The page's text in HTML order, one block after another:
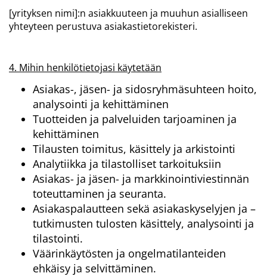
[yrityksen nimi]:n asiakkuuteen ja muuhun asialliseen
yhteyteen perustuva asiakastietorekisteri.
4. Mihin henkilötietojasi käytetään
Asiakas-, jäsen- ja sidosryhmäsuhteen hoito,
analysointi ja kehittäminen
Tuotteiden ja palveluiden tarjoaminen ja
kehittäminen
Tilausten toimitus, käsittely ja arkistointi
Analytiikka ja tilastolliset tarkoituksiin
Asiakas- ja jäsen- ja markkinointiviestinnän
toteuttaminen ja seuranta.
Asiakaspalautteen sekä asiakaskyselyjen ja –
tutkimusten tulosten käsittely, analysointi ja
tilastointi.
Väärinkäytösten ja ongelmatilanteiden
ehkäisy ja selvittäminen.